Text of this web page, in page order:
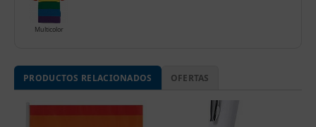
Multicolor
PRODUCTOS RELACIONADOS OFERTAS